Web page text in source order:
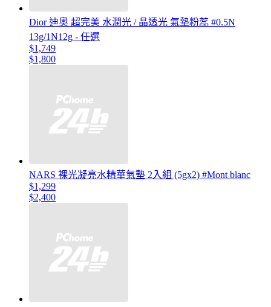
Dior 迪奧 超完美 水潤光 / 晶透光 氣墊粉蕊 #0.5N
13g/1N12g - 任選
$1,749
$1,800
NARS 裸光凝亮水精華氣墊 2入組 (5gx2) #Mont blanc
$1,299
$2,400